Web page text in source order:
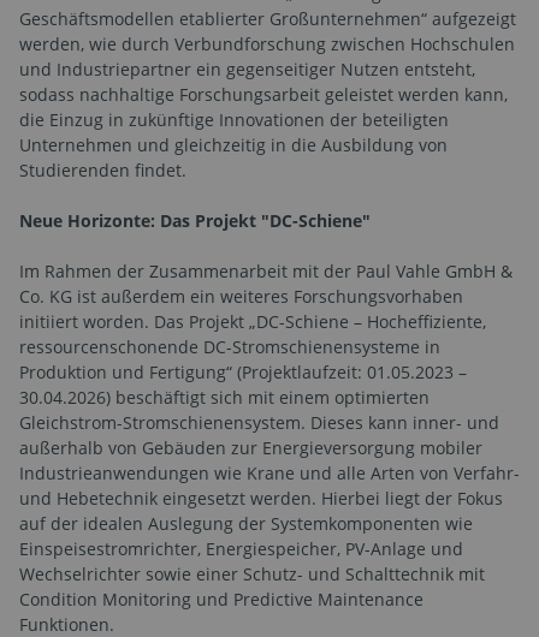
Geschäftsmodellen etablierter Großunternehmen“ aufgezeigt
werden, wie durch Verbundforschung zwischen Hochschulen
und Industriepartner ein gegenseitiger Nutzen entsteht,
sodass nachhaltige Forschungsarbeit geleistet werden kann,
die Einzug in zukünftige Innovationen der beteiligten
Unternehmen und gleichzeitig in die Ausbildung von
Studierenden findet.
Neue Horizonte: Das Projekt "DC-Schiene"
Im Rahmen der Zusammenarbeit mit der Paul Vahle GmbH &
Co. KG ist außerdem ein weiteres Forschungsvorhaben
initiiert worden. Das Projekt „DC-Schiene – Hocheffiziente,
ressourcenschonende DC-Stromschienensysteme in
Produktion und Fertigung“ (Projektlaufzeit: 01.05.2023 –
30.04.2026) beschäftigt sich mit einem optimierten
Gleichstrom-Stromschienensystem. Dieses kann inner- und
außerhalb von Gebäuden zur Energieversorgung mobiler
Industrieanwendungen wie Krane und alle Arten von Verfahr-
und Hebetechnik eingesetzt werden. Hierbei liegt der Fokus
auf der idealen Auslegung der Systemkomponenten wie
Einspeisestromrichter, Energiespeicher, PV-Anlage und
Wechselrichter sowie einer Schutz- und Schalttechnik mit
Condition Monitoring und Predictive Maintenance
Funktionen.